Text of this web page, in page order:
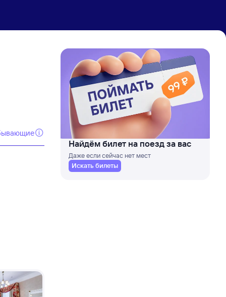
Найдём билет на поезд за вас
Даже если сейчас нет мест
Искать билеты